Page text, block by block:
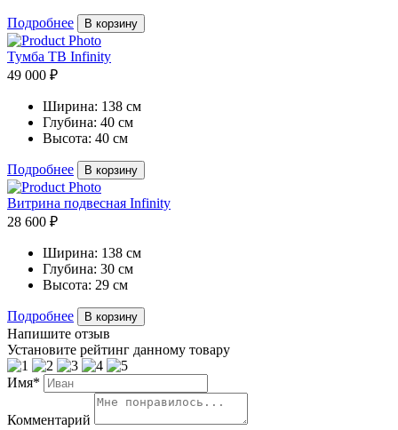
Подробнее В корзину
Тумба ТВ Infinity
49 000 ₽
Ширина: 138 см
Глубина: 40 см
Высота: 40 см
Подробнее В корзину
Витрина подвесная Infinity
28 600 ₽
Ширина: 138 см
Глубина: 30 см
Высота: 29 см
Подробнее В корзину
Напишите отзыв
Установите рейтинг данному товару
Имя*
Комментарий